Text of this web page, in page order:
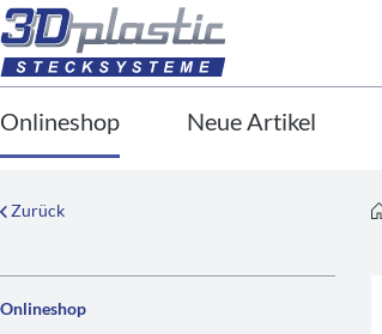
Onlineshop Neue Artikel
Zurück
Onlineshop